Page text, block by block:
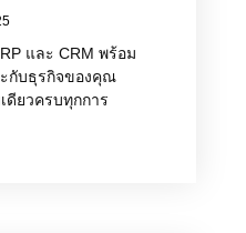
และ CRM พร้อม
กับธุรกิจของคุณ
ดียวครบทุกการ